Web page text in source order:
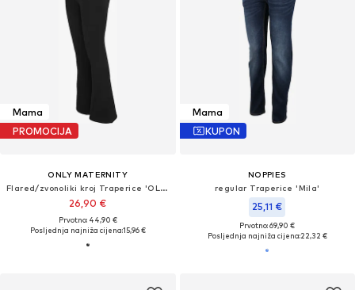
Mama
PROMOCIJA
ONLY MATERNITY
Flared/zvonoliki kroj Traperice 'OLMRain'
26,90 €
Prvotno: 44,90 €
Posljednja najniža cijena:15,96 €
Mama
KUPON
NOPPIES
regular Traperice 'Mila'
25,11 €
Prvotno: 69,90 €
Posljednja najniža cijena:22,32 €